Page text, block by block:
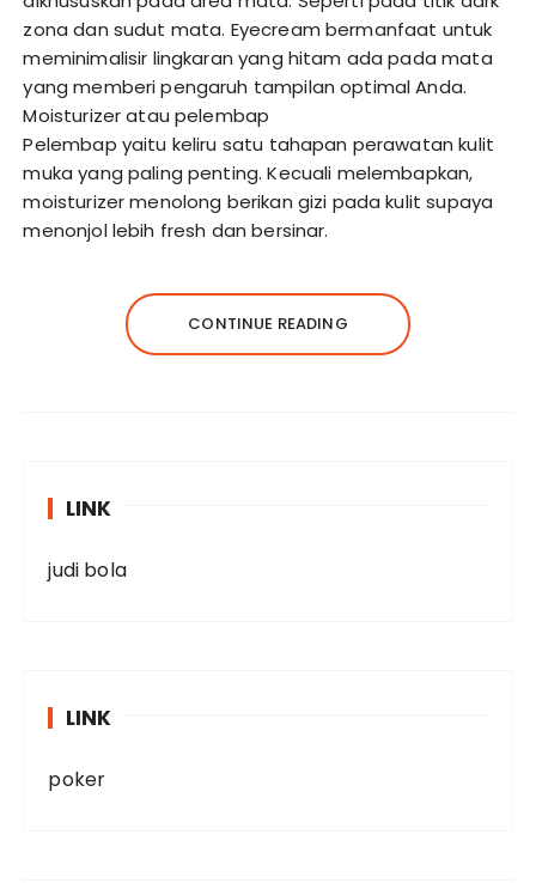
zona dan sudut mata. Eyecream bermanfaat untuk
meminimalisir lingkaran yang hitam ada pada mata
yang memberi pengaruh tampilan optimal Anda.
Moisturizer atau pelembap
Pelembap yaitu keliru satu tahapan perawatan kulit
muka yang paling penting. Kecuali melembapkan,
moisturizer menolong berikan gizi pada kulit supaya
menonjol lebih fresh dan bersinar.
CONTINUE READING
LINK
judi bola
LINK
poker